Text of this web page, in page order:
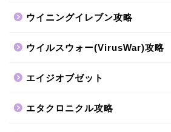
ウイニングイレブン攻略
ウイルスウォー(VirusWar)攻略
エイジオブゼット
エタクロニクル攻略